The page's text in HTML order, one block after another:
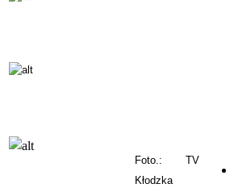
Foto.: TV
Kłodzka